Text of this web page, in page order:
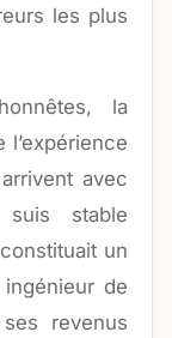
les plus
la
avec
stable
un
de
revenus